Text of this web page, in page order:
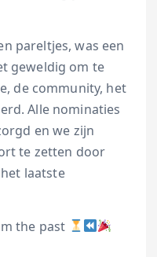
pareltjes, was een
geweldig om te
de community, het
Alle nominaties
en we zijn
te zetten door
laatste
the past